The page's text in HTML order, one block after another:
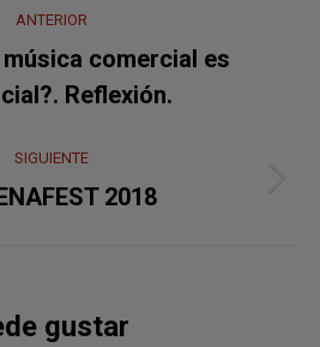
ANTERIOR
Publicación
anterior:
comercial es
Reflexión.
SIGUIENTE
Publicación
2018
gustar